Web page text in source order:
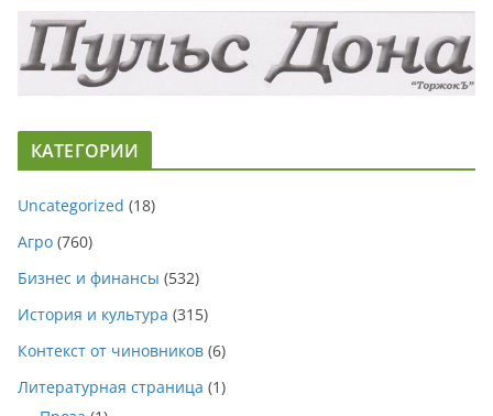
КАТЕГОРИИ
Uncategorized (18)
Агро (760)
Бизнес и финансы (532)
История и культура (315)
Контекст от чиновников (6)
Литературная страница (1)